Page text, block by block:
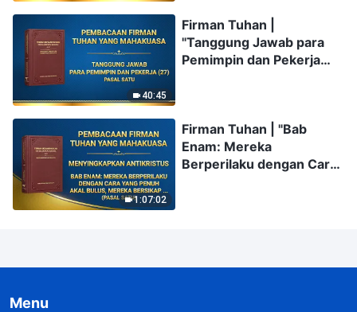
40:45
Firman Tuhan |
"Tanggung Jawab para
Pemimpin dan Pekerja
1:07:02
Firman Tuhan | "Bab
Enam: Mereka
Berperilaku dengan Cara
dengan Orang Lain, dan
Menu